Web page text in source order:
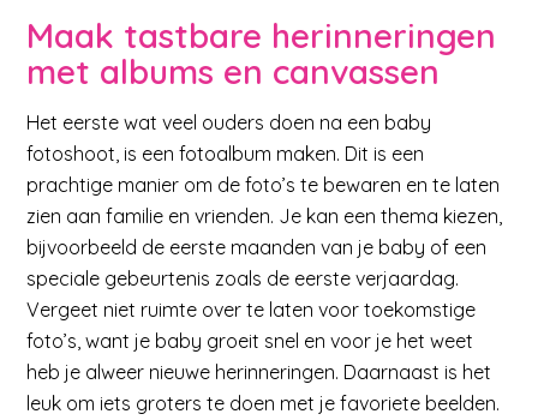
Maak tastbare herinneringen
met albums en canvassen
Het eerste wat veel ouders doen na een baby
fotoshoot, is een fotoalbum maken. Dit is een
prachtige manier om de foto’s te bewaren en te laten
zien aan familie en vrienden. Je kan een thema kiezen,
bijvoorbeeld de eerste maanden van je baby of een
speciale gebeurtenis zoals de eerste verjaardag.
Vergeet niet ruimte over te laten voor toekomstige
foto’s, want je baby groeit snel en voor je het weet
heb je alweer nieuwe herinneringen. Daarnaast is het
leuk om iets groters te doen met je favoriete beelden.